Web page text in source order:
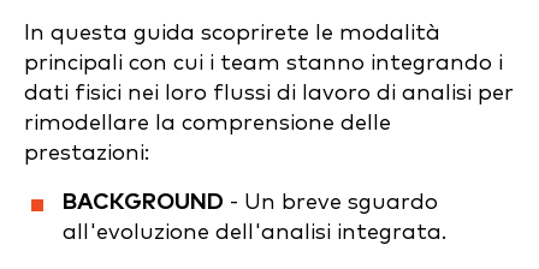
In questa guida scoprirete le modalità
principali con cui i team stanno integrando i
dati fisici nei loro flussi di lavoro di analisi per
rimodellare la comprensione delle
prestazioni:
BACKGROUND - Un breve sguardo
all'evoluzione dell'analisi integrata.